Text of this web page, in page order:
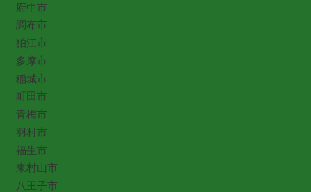
府中市
調布市
狛江市
多摩市
稲城市
町田市
青梅市
羽村市
福生市
東村山市
八王子市